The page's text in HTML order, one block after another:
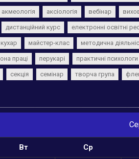
акмеологія аксіологія вебінар
дистанційний курс електронні освітні
кухар майстер-клас методична
праці перукарі практичні психологи
секція семінар творча група
Вт Ср